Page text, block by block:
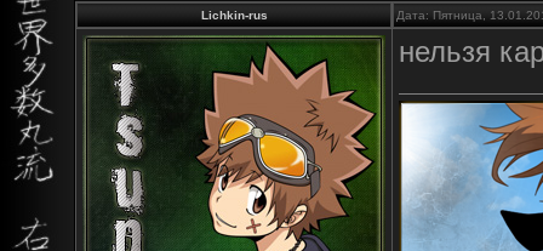
Lichkin-rus Дата: Пятница,
нельзя